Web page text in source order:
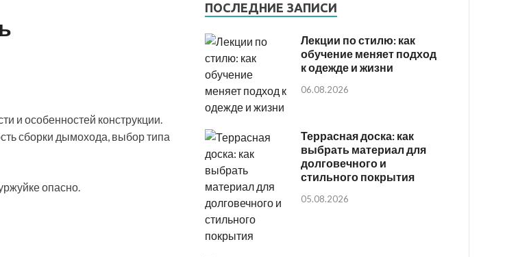
и особенностей конструкции.
сборки дымохода, выбор типа
опасно.
ПОСЛЕДНИЕ ЗАПИСИ
Лекции по стилю: как
обучение меняет подход
к одежде и жизни
06.08.2026
Террасная доска: как
выбрать материал для
долговечного и
стильного покрытия
05.08.2026